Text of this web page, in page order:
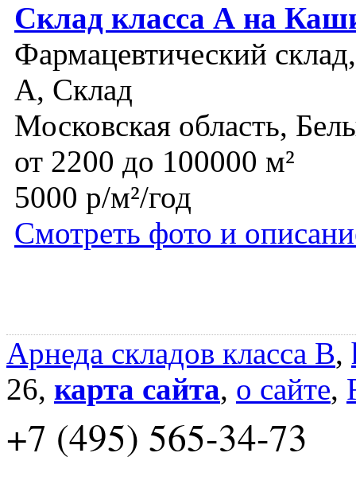
Склад класса А на
Фармацевтический
A, Склад
Московская область,
от 2200 до 100000 м²
5000 р/м²/год
Смотреть фото и
Арнеда складов класса B,
26, карта сайта, о сайте,
+7 (495) 565-34-73